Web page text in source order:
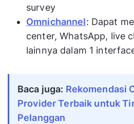
survey
Omnichannel: Dapat
center, WhatsApp, live
lainnya dalam 1
Baca juga: Rekomendasi
Provider Terbaik untuk
Pelanggan